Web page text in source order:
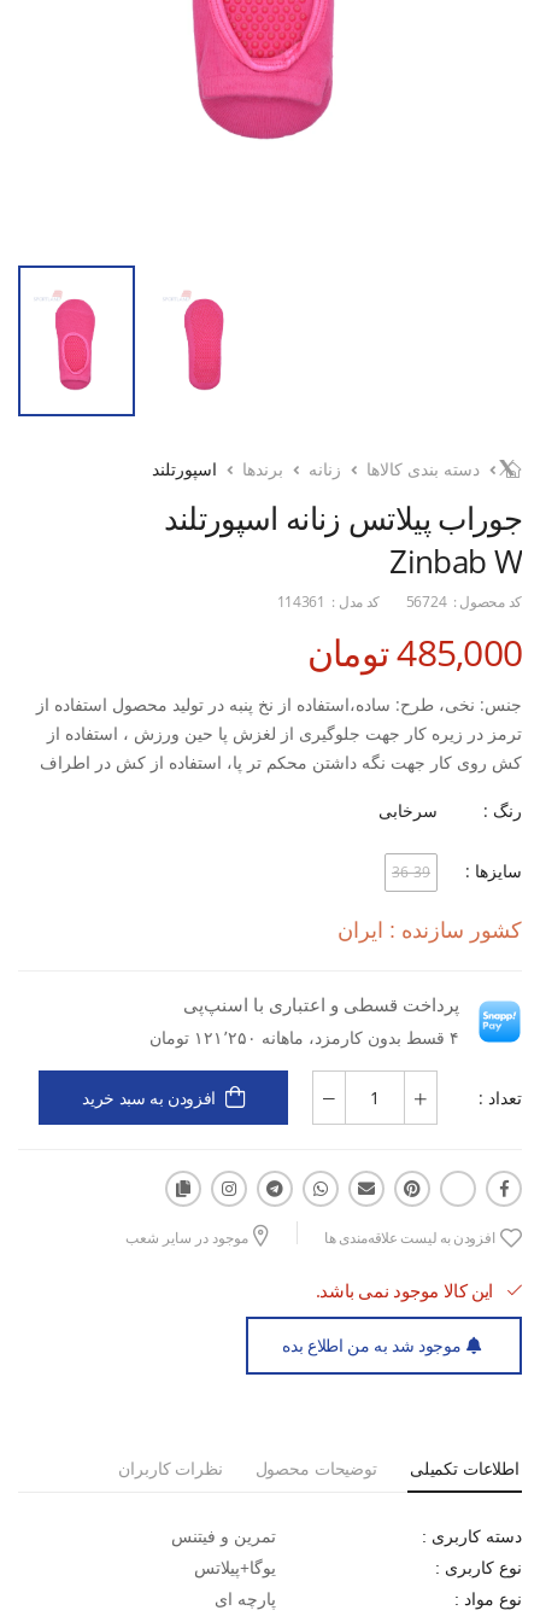
دسته بندی کالاها زنانه برندها اسپورتلند
جوراب پیلاتس زنانه اسپورتلند
Zinbab W
کد محصول : 56724 کد مدل : 114361
485,000 تومان
جنس: نخی، طرح: ساده،استفاده از نخ پنبه در تولید محصول استفاده از
ترمز در زیره کار جهت جلوگیری از لغزش پا حین ورزش ، استفاده از
کش روی کار جهت نگه داشتن محکم تر پا، استفاده از کش در اطراف
رنگ :
سرخابی
سایزها : 36-39
کشور سازنده : ایران
پرداخت قسطی و اعتباری با اسنپ‌پی
۴ قسط بدون کارمزد، ماهانه ۱۲۱٬۲۵۰ تومان
تعداد : افزودن به سبد خرید
افزودن به لیست علاقه‌مندی ها موجود در سایر شعب
این کالا موجود نمی باشد.
موجود شد به من اطلاع بده
اطلاعات تکمیلی توضیحات محصول نظرات کاربران
دسته کاربری : تمرین و فیتنس
نوع کاربری : یوگا+پیلاتس
نوع مواد : پارچه ای